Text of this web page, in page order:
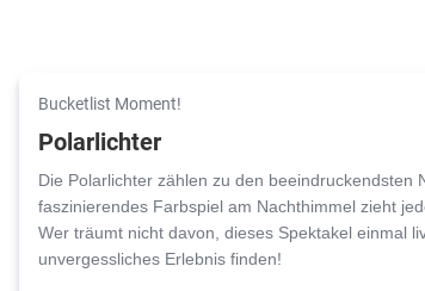
Bucketlist Moment!
Polarlichter
Die Polarlichter zählen zu den beeindruckendsten
faszinierendes Farbspiel am Nachthimmel zieht
Wer träumt nicht davon, dieses Spektakel einmal
unvergessliches Erlebnis finden!